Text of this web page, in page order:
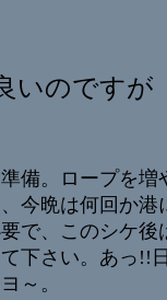
いのですが
備。ロープを
今晩は何回か
で、このシケ
下さい。あっ!!
～。